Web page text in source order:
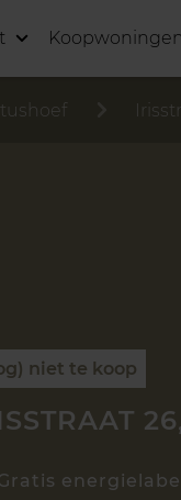
Koopwoningen
niet te koop